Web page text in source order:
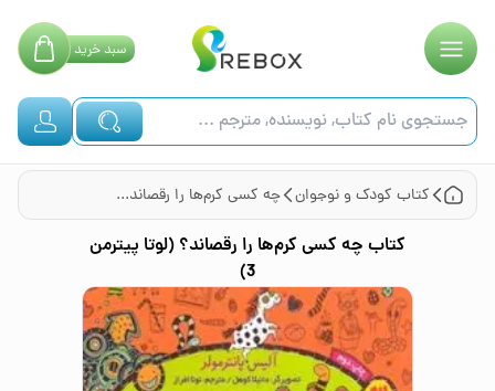
سبدخرید
کتاب کودک و نوجوان چه کسی کرم‌ها را رقصاند؟ (لوتا پیترمن 3)
کتاب چه کسی کرم‌ها را رقصاند؟ (لوتا پیترمن
3)